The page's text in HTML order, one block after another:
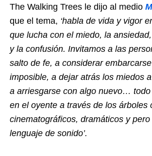
The Walking Trees le dijo al medio
que el tema, ‘habla de vida y vigor
que lucha con el miedo, la
y la confusión. Invitamos a las
salto de fe, a considerar
imposible, a dejar atrás los miedos
a arriesgarse con algo nuevo…
en el oyente a través de los árboles
cinematográficos, dramáticos y
lenguaje de sonido’.